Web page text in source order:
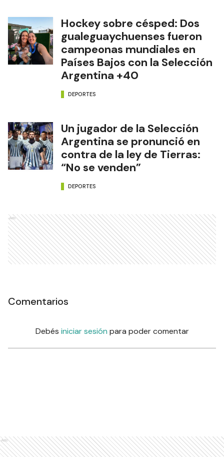
Hockey sobre césped: Dos
gualeguaychuenses fueron
campeonas mundiales en
Países Bajos con la Selección
Argentina +40
DEPORTES
Un jugador de la Selección
Argentina se pronunció en
contra de la ley de Tierras:
“No se venden”
DEPORTES
Ads
Comentarios
Debés iniciar sesión para poder comentar
Ads